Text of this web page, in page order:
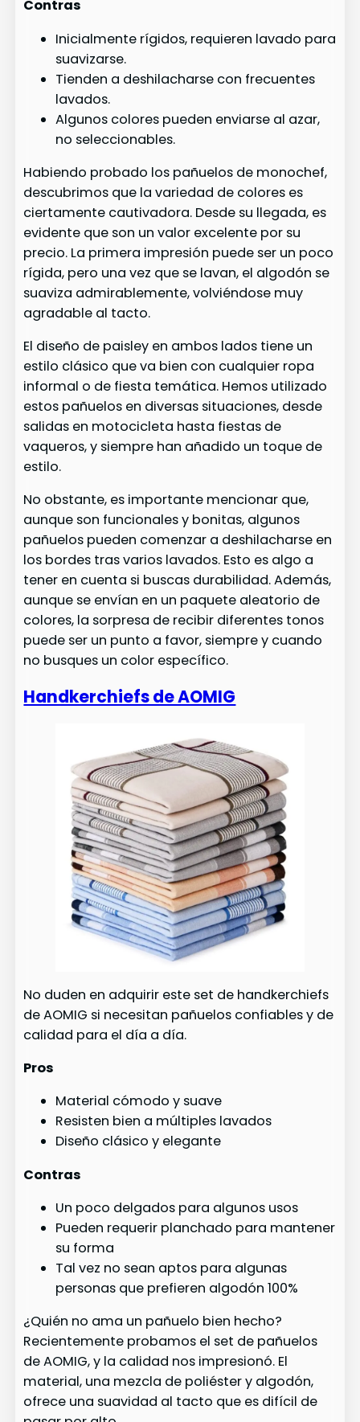
Contras
Inicialmente rígidos, requieren lavado para
suavizarse.
Tienden a deshilacharse con frecuentes
lavados.
Algunos colores pueden enviarse al azar,
no seleccionables.
Habiendo probado los pañuelos de monochef,
descubrimos que la variedad de colores es
ciertamente cautivadora. Desde su llegada, es
evidente que son un valor excelente por su
precio. La primera impresión puede ser un poco
rígida, pero una vez que se lavan, el algodón se
suaviza admirablemente, volviéndose muy
agradable al tacto.
El diseño de paisley en ambos lados tiene un
estilo clásico que va bien con cualquier ropa
informal o de fiesta temática. Hemos utilizado
estos pañuelos en diversas situaciones, desde
salidas en motocicleta hasta fiestas de
vaqueros, y siempre han añadido un toque de
estilo.
No obstante, es importante mencionar que,
aunque son funcionales y bonitas, algunos
pañuelos pueden comenzar a deshilacharse en
los bordes tras varios lavados. Esto es algo a
tener en cuenta si buscas durabilidad. Además,
aunque se envían en un paquete aleatorio de
colores, la sorpresa de recibir diferentes tonos
puede ser un punto a favor, siempre y cuando
no busques un color específico.
Handkerchiefs de AOMIG
No duden en adquirir este set de handkerchiefs
de AOMIG si necesitan pañuelos confiables y de
calidad para el día a día.
Pros
Material cómodo y suave
Resisten bien a múltiples lavados
Diseño clásico y elegante
Contras
Un poco delgados para algunos usos
Pueden requerir planchado para mantener
su forma
Tal vez no sean aptos para algunas
personas que prefieren algodón 100%
¿Quién no ama un pañuelo bien hecho?
Recientemente probamos el set de pañuelos
de AOMIG, y la calidad nos impresionó. El
material, una mezcla de poliéster y algodón,
ofrece una suavidad al tacto que es difícil de